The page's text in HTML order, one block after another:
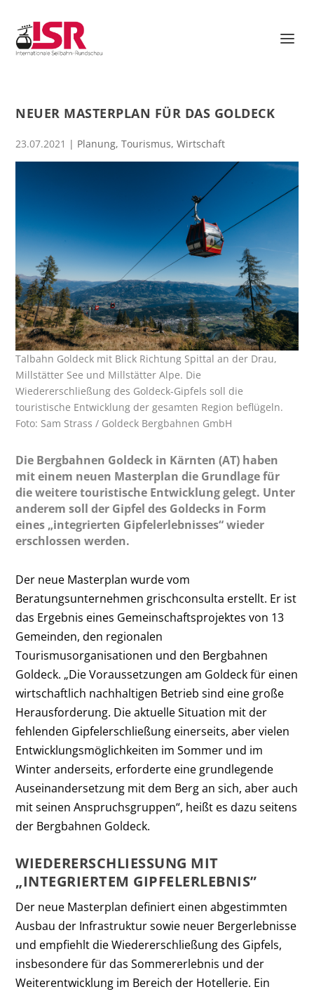
NEUER MASTERPLAN FÜR DAS GOLDECK
23.07.2021 | Planung,Tourismus,Wirtschaft
Talbahn Goldeck mit Blick Richtung Spittal an der Drau,
Millstätter See und Millstätter Alpe. Die
Wiedererschließung des Goldeck-Gipfels soll die
touristische Entwicklung der gesamten Region beflügeln.
Foto: Sam Strass / Goldeck Bergbahnen GmbH
Die Bergbahnen Goldeck in Kärnten (AT) haben
mit einem neuen Masterplan die Grundlage für
die weitere touristische Entwicklung gelegt. Unter
anderem soll der Gipfel des Goldecks in Form
eines „integrierten Gipfelerlebnisses“ wieder
erschlossen werden.
Der neue Masterplan wurde vom
Beratungsunternehmen grischconsulta erstellt. Er ist
das Ergebnis eines Gemeinschaftsprojektes von 13
Gemeinden, den regionalen
Tourismusorganisationen und den Bergbahnen
Goldeck. „Die Voraussetzungen am Goldeck für einen
wirtschaftlich nachhaltigen Betrieb sind eine große
Herausforderung. Die aktuelle Situation mit der
fehlenden Gipfelerschließung einerseits, aber vielen
Entwicklungsmöglichkeiten im Sommer und im
Winter anderseits, erforderte eine grundlegende
Auseinandersetzung mit dem Berg an sich, aber auch
mit seinen Anspruchsgruppen“, heißt es dazu seitens
der Bergbahnen Goldeck.
WIEDERERSCHLIESSUNG MIT „
INTEGRIERTEM GIPFELERLEBNIS”
Der neue Masterplan definiert einen abgestimmten
Ausbau der Infrastruktur sowie neuer Bergerlebnisse
und empfiehlt die Wiedererschließung des Gipfels,
insbesondere für das Sommererlebnis und der
Weiterentwicklung im Bereich der Hotellerie. Ein